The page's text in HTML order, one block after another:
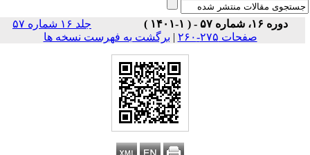
دوره ۱۶، شماره ۵۷ - ( ۱-۱۴۰۱ )
جلد ۱۶ شماره ۵۷
صفحات ۲۷۵-۲۶۰
|برگشت به فهرست نسخه ها